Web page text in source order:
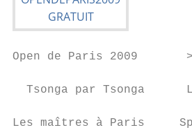
Open de Paris 2009
Tsonga par Tsonga
Les maîtres à Paris